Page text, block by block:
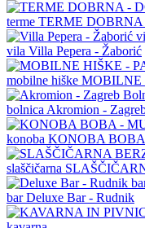
terme TERME
vila Villa Pepera - Žaborić
mobilne hiške MOBILNE
bolnica Akromion -
konoba KONOBA
slaščičarna
barDeluxe Bar - Rudnik